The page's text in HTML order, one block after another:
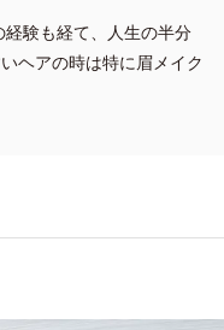
験も経て、人生の半分
ヘアの時は特に眉メイク